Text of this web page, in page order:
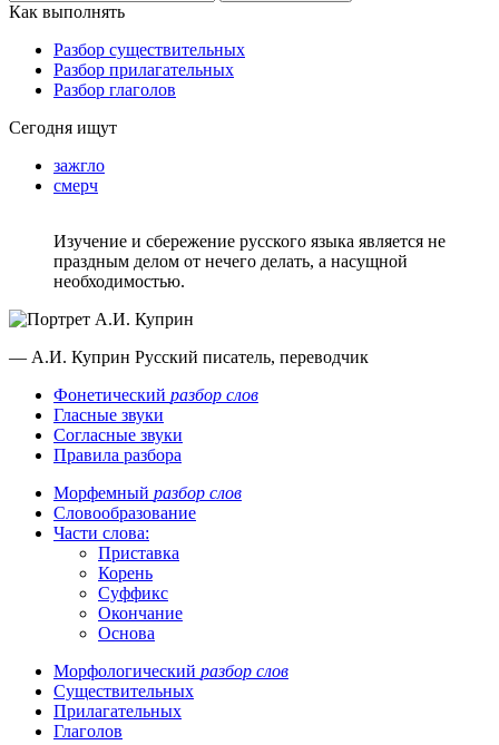
Как выполнять
Разбор существительных
Разбор прилагательных
Разбор глаголов
Сегодня ищут
зажгло
смерч
Изучение и сбережение русского языка является не
праздным делом от нечего делать, а насущной
необходимостью.
— А.И. Куприн Русский писатель, переводчик
Фонетический разбор слов
Гласные звуки
Согласные звуки
Правила разбора
Морфемный разбор слов
Словообразование
Части слова:
Приставка
Корень
Суффикс
Окончание
Основа
Морфологический разбор слов
Существительных
Прилагательных
Глаголов